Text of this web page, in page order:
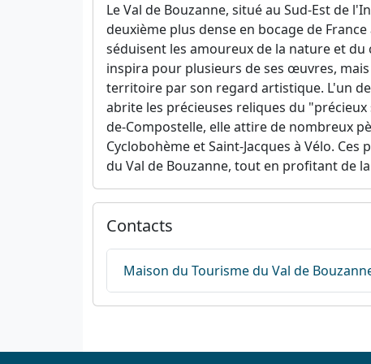
Le Val de Bouzanne, situé au Sud-Est de
deuxième plus dense en bocage de
séduisent les amoureux de la nature et du
inspira pour plusieurs de ses œuvres,
territoire par son regard artistique. L'un
abrite les précieuses reliques du
de-Compostelle, elle attire de nombreux
Cyclobohème et Saint-Jacques à Vélo.
du Val de Bouzanne, tout en profitant de
Contacts
Maison du Tourisme du Val de